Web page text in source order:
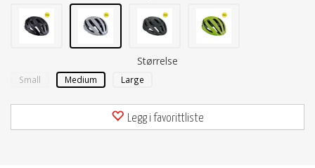
Størrelse
Small Medium Large
Legg i favorittliste